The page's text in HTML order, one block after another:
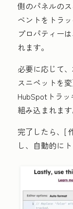
側のパネルの
ベントをトラ
プロパティー
れます。
必要に応じて
スニペットを
HubSpotトラ
組み込まれます
完了したら、[
し、自動的に